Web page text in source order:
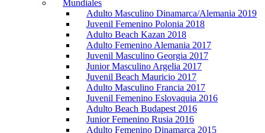
Mundiales
Adulto Masculino Dinamarca/Alemania 2019
Juvenil Femenino Polonia 2018
Adulto Beach Kazan 2018
Adulto Femenino Alemania 2017
Juvenil Masculino Georgia 2017
Junior Masculino Argelia 2017
Juvenil Beach Mauricio 2017
Adulto Masculino Francia 2017
Juvenil Femenino Eslovaquia 2016
Adulto Beach Budapest 2016
Junior Femenino Rusia 2016
Adulto Femenino Dinamarca 2015